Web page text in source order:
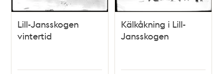
Lill-Jansskogen
vintertid
Kälkåkning i Lill-
Jansskogen